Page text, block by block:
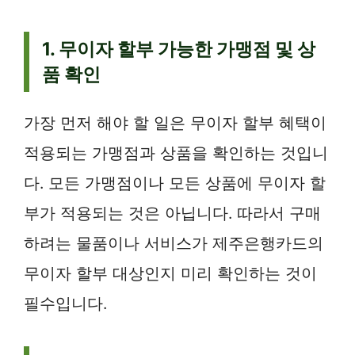
1. 무이자 할부 가능한 가맹점 및 상
품 확인
가장 먼저 해야 할 일은 무이자 할부 혜택이
적용되는 가맹점과 상품을 확인하는 것입니
다. 모든 가맹점이나 모든 상품에 무이자 할
부가 적용되는 것은 아닙니다. 따라서 구매
하려는 물품이나 서비스가 제주은행카드의
무이자 할부 대상인지 미리 확인하는 것이
필수입니다.